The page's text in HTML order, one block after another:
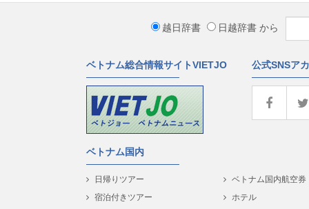
越日辞書 日越辞書 から
ベトナム総合情報サイトVIETJO 公式SNSア
ベトナム国内
日帰りツアー
宿泊付きツアー
ベトナム国内航空券
ホテル